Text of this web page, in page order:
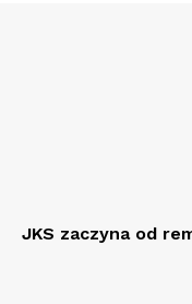
JKS zaczyna od